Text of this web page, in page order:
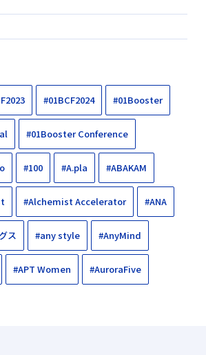
#01BCF2024 #01Booster
#01Booster Conference
#100 #A.pla #ABAKAM
#Alchemist Accelerator #ANA
ス #any style #AnyMind
#APT Women #AuroraFive